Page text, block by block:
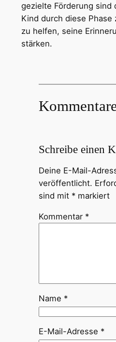
gezielte Förderung sind
Kind durch diese
zu helfen, seine
stärken.
Schreibe einen
Deine E-Mail-
veröffentlicht.
sind mit *markiert
Kommentar *
Name *
E-Mail-Adresse *